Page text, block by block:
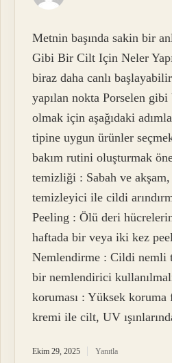
Metnin başında sakin bir
Gibi Bir Cilt Için Neler
biraz daha canlı
yapılan nokta Porselen
olmak için aşağıdaki
tipine uygun ürünler
bakım rutini oluşturmak
temizliği : Sabah ve
temizleyici ile cildi
Peeling : Ölü deri
haftada bir veya iki kez
Nemlendirme : Cildi nemli
bir nemlendirici
koruması : Yüksek
kremi ile cilt, UV
Ekim 29, 2025 Yanıtla